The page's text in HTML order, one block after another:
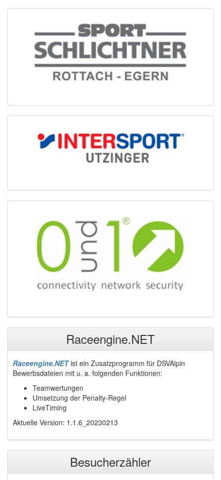
Raceengine.NET
Raceengine.NETist ein Zusatzprogramm für DSVAlpin
Bewerbsdateien mit u. a. folgenden Funktionen:
Teamwertungen
Umsetzung der Penalty-Regel
LiveTiming
Aktuelle Version: 1.1.6_20230213
Besucherzähler